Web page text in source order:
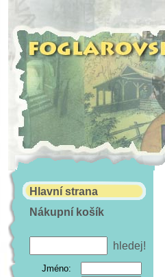
Hlavní strana
Nákupní košík
Jméno: